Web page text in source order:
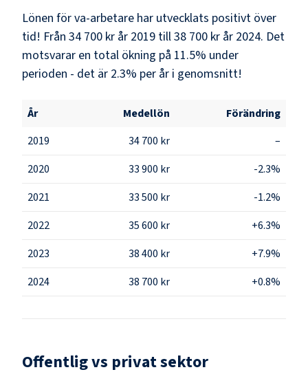
Lönen för va-arbetare har utvecklats positivt över
tid! Från 34 700 kr år 2019 till 38 700 kr år 2024. Det
motsvarar en total ökning på 11.5% under
perioden - det är 2.3% per år i genomsnitt!
År Medellön
Förändring
2019
34 700 kr
–
2020
33 900 kr
-2.3%
2021
33 500 kr
-1.2%
2022
35 600 kr
+6.3%
2023
38 400 kr
+7.9%
2024
38 700 kr +0.8%
Offentlig vs privat sektor